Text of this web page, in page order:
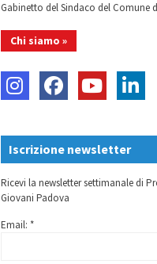
Gabinetto del Sindaco del Comune
Chi siamo »
Iscrizione newsletter
Ricevi la newsletter settimanale di
Giovani Padova
Email: *